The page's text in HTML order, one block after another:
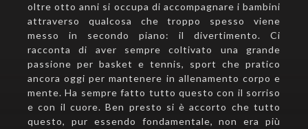
oltre otto anni si occupa di accompagnare i bambini
attraverso qualcosa che troppo spesso viene
messo in secondo piano: il divertimento. Ci
racconta di aver sempre coltivato una grande
passione per basket e tennis, sport che pratico
ancora oggi per mantenere in allenamento corpo e
mente. Ha sempre fatto tutto questo con il sorriso
e con il cuore. Ben presto si è accorto che tutto
questo, pur essendo fondamentale, non era più